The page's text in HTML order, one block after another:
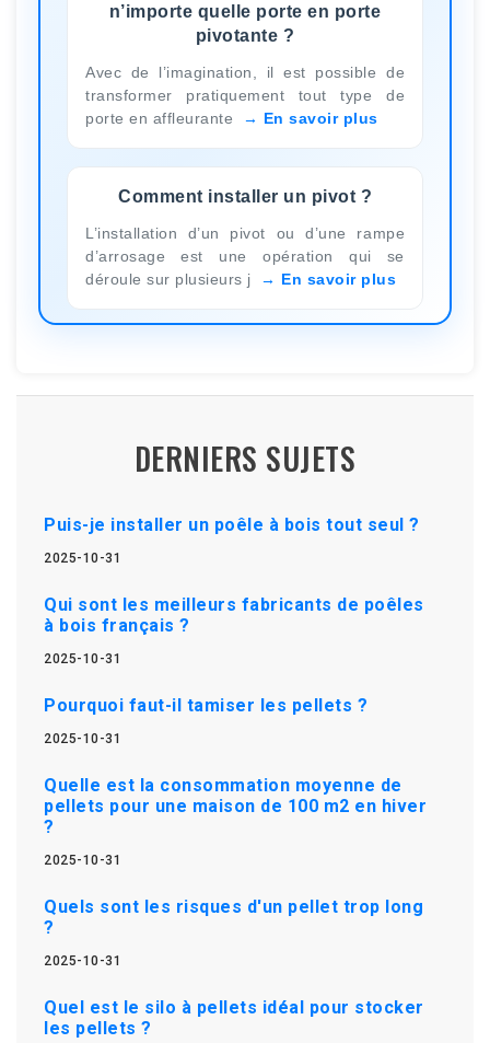
n’importe quelle porte en porte
pivotante ?
Avec de l’imagination, il est possible de
transformer pratiquement tout type de
porte en affleurante
En savoir plus
Comment installer un pivot ?
L’installation d’un pivot ou d’une rampe
d’arrosage est une opération qui se
déroule sur plusieurs j
En savoir plus
DERNIERS SUJETS
Puis-je installer un poêle à bois tout seul ?
2025-10-31
Qui sont les meilleurs fabricants de poêles
à bois français ?
2025-10-31
Pourquoi faut-il tamiser les pellets ?
2025-10-31
Quelle est la consommation moyenne de
pellets pour une maison de 100 m2 en hiver
?
2025-10-31
Quels sont les risques d'un pellet trop long
?
2025-10-31
Quel est le silo à pellets idéal pour stocker
les pellets ?